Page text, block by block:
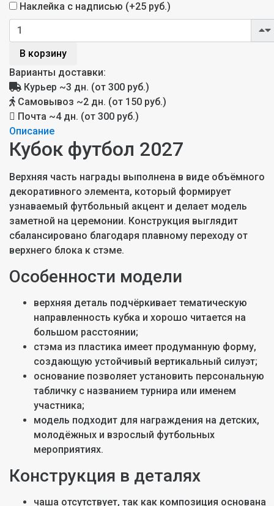
Наклейка с надписью (+25 руб.)
В корзину
Варианты доставки:
Курьер ~3 дн. (от 300 руб.)
Самовывоз ~2 дн. (от 150 руб.)
Почта ~4 дн. (от 300 руб.)
Описание
Кубок футбол 2027
Верхняя часть награды выполнена в виде объёмного
декоративного элемента, который формирует
узнаваемый футбольный акцент и делает модель
заметной на церемонии. Конструкция выглядит
сбалансировано благодаря плавному переходу от
верхнего блока к стэме.
Особенности модели
верхняя деталь подчёркивает тематическую
направленность кубка и хорошо читается на
большом расстоянии;
стэма из пластика имеет продуманную форму,
создающую устойчивый вертикальный силуэт;
основание позволяет установить персональную
табличку с названием турнира или именем
участника;
модель подходит для награждения на детских,
молодёжных и взрослый футбольных
мероприятиях.
Конструкция в деталях
чаша отсутствует, так как композиция основана